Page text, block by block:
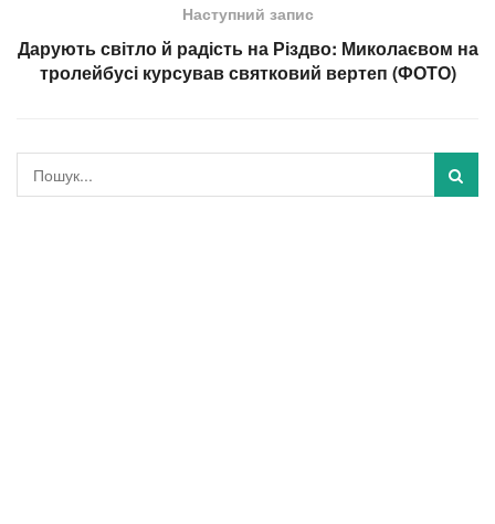
Наступний запис
Дарують світло й радість на Різдво: Миколаєвом на
тролейбусі курсував святковий вертеп (ФОТО)